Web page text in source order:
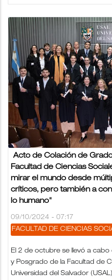
Acto de Colación de
Facultad de Ciencias
mirar el mundo desde
críticos, pero también a
lo humano"
09/10/2024 - 07:17
FACULTAD DE CIENCIAS
El 2 de octubre se llevó a
y Posgrado de la Facultad de
Universidad del Salvador